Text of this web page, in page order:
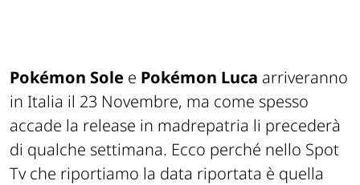
Pokémon Sole e Pokémon Luca arriveranno
in Italia il 23 Novembre, ma come spesso
accade la release in madrepatria li precederà
di qualche settimana. Ecco perché nello Spot
Tv che riportiamo la data riportata è quella